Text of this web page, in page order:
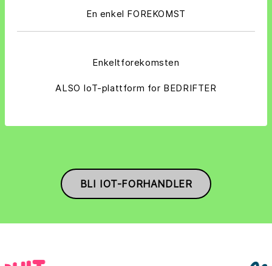
En enkel FOREKOMST
Enkeltforekomsten
ALSO IoT-plattform for BEDRIFTER
BLI IOT-FORHANDLER